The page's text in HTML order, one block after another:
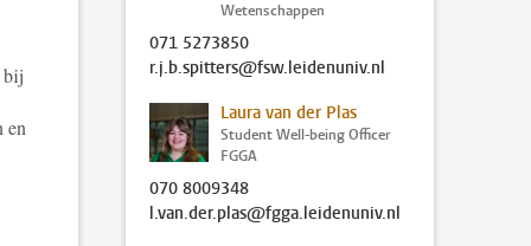
bij
en
Wetenschappen
071 5273850
r.j.b.spitters@fsw.leidenuniv.nl
Laura van der Plas
Student Well-being Officer
FGGA
070 8009348
l.van.der.plas@fgga.leidenuniv.nl